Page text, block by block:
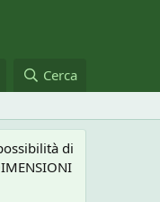
Cerca
di